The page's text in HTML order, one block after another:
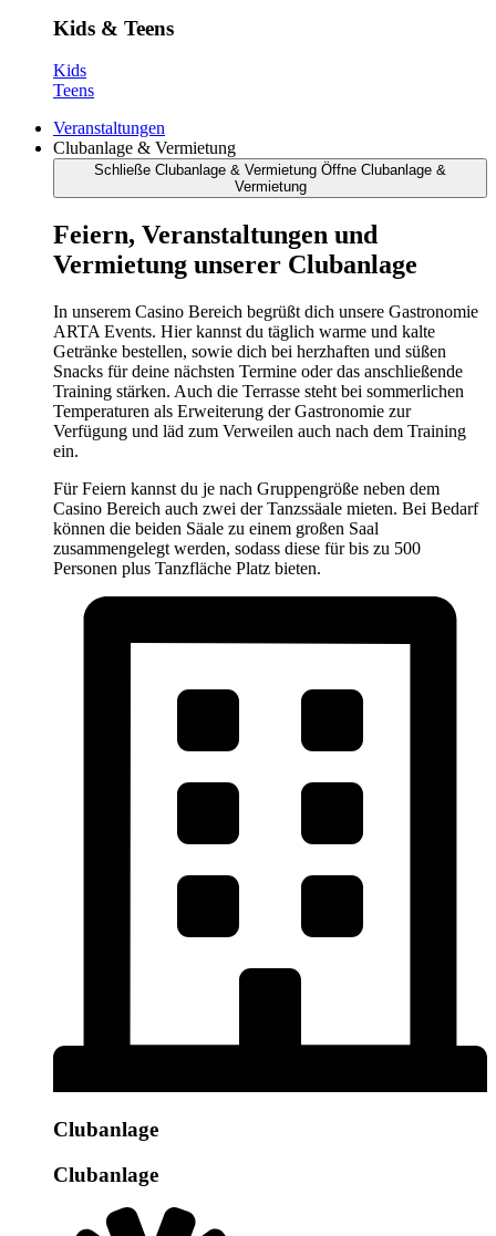
Kids & Teens
Kids
Teens
Veranstaltungen
Clubanlage & Vermietung
Schließe Clubanlage & Vermietung Öffne Clubanlage &
Vermietung
Feiern, Veranstaltungen und
Vermietung unserer Clubanlage
In unserem Casino Bereich begrüßt dich unsere Gastronomie
ARTA Events. Hier kannst du täglich warme und kalte
Getränke bestellen, sowie dich bei herzhaften und süßen
Snacks für deine nächsten Termine oder das anschließende
Training stärken. Auch die Terrasse steht bei sommerlichen
Temperaturen als Erweiterung der Gastronomie zur
Verfügung und läd zum Verweilen auch nach dem Training
ein.
Für Feiern kannst du je nach Gruppengröße neben dem
Casino Bereich auch zwei der Tanzssäale mieten. Bei Bedarf
können die beiden Säale zu einem großen Saal
zusammengelegt werden, sodass diese für bis zu 500
Personen plus Tanzfläche Platz bieten.
Clubanlage
Clubanlage